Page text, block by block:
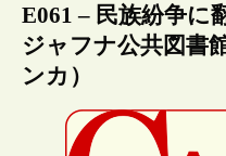
E061 – 民族紛争に
ジャフナ公共図書
ンカ）